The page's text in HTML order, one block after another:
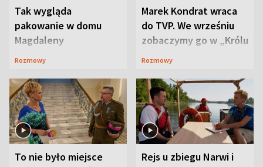
Tak wygląda
pakowanie w domu
Magdaleny
Waligórskiej-Lisieckiej.
Rozmowy
Marek Kondrat wraca
do TVP. We wrześniu
zobaczymy go w „Królu
Maciusiu I”
Rozmowy
To nie było miejsce
Rejs u zbiegu Narwi i